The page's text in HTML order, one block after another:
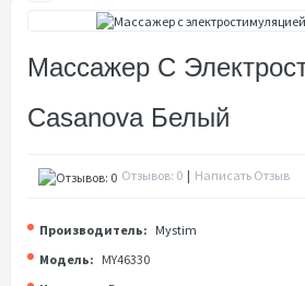
Массажер С
Casanova Белый
Отзывов: 0 | Написать Отзыв
Производитель: Mystim
Модель: MY46330